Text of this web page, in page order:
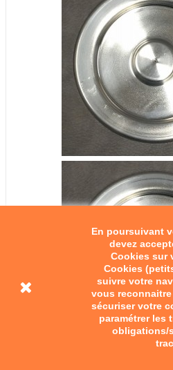
En poursuivant
devez
Cookies sur
Cookies
suivre votre
vous
sécuriser votre
paramétrer les
obligations/